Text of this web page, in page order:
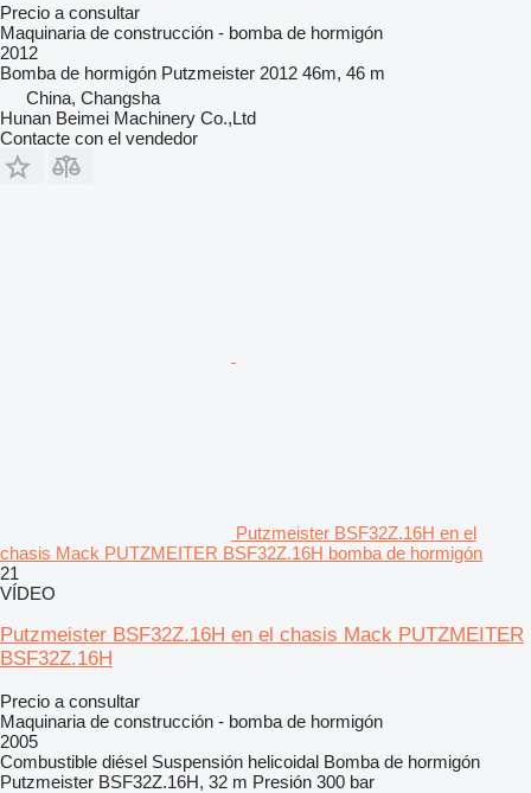
Precio a consultar
Maquinaria de construcción - bomba de hormigón
2012
Bomba de hormigón Putzmeister 2012 46m, 46 m
China, Changsha
Hunan Beimei Machinery Co.,Ltd
Contacte con el vendedor
Putzmeister BSF32Z.16H en el
chasis Mack PUTZMEITER BSF32Z.16H bomba de hormigón
21
VÍDEO
Putzmeister BSF32Z.16H en el chasis Mack PUTZMEITER
BSF32Z.16H
Precio a consultar
Maquinaria de construcción - bomba de hormigón
2005
Combustible diésel Suspensión helicoidal Bomba de hormigón
Putzmeister BSF32Z.16H, 32 m Presión 300 bar